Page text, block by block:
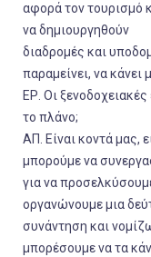
αφορά τον τουρισμό
να δημιουργηθούν
διαδρομές και
παραμείνει, να κάνει
ΕΡ. Οι
το πλάνο;
ΑΠ. Είναι κοντά μας,
μπορούμε να
για να
οργανώνουμε μια
συνάντηση και
μπορέσουμε να τα